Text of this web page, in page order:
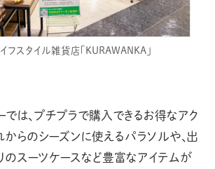
フスタイル雑貨店「KURAWANKA」
では、プチプラで購入できるお得なアク
からのシーズンに使えるパラソルや、出
のスーツケースなど豊富なアイテムが